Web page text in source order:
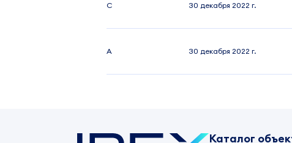
C 30 декабря 2022 г.
A 30 декабря 2022 г.
Каталог